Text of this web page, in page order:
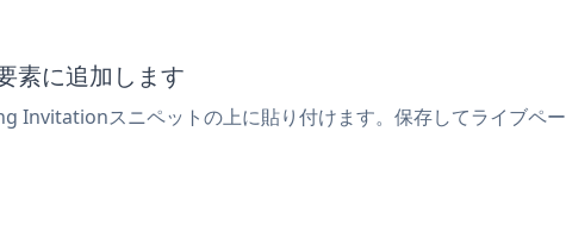
素に追加します
Invitationスニペットの上に貼り付けます。保存してライブペ